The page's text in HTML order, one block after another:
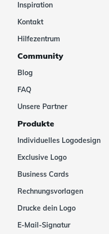
Inspiration
Kontakt
Hilfezentrum
Community
Blog
FAQ
Unsere Partner
Produkte
Individuelles Logodesign
Exclusive Logo
Business Cards
Rechnungsvorlagen
Drucke dein Logo
E-Mail-Signatur